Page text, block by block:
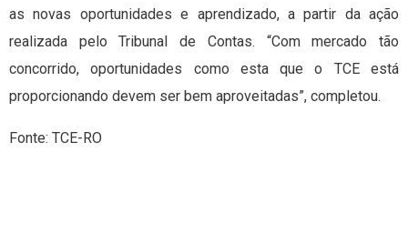
as novas oportunidades e aprendizado, a partir da ação
realizada pelo Tribunal de Contas. “Com mercado tão
concorrido, oportunidades como esta que o TCE está
proporcionando devem ser bem aproveitadas”, completou.
Fonte: TCE-RO